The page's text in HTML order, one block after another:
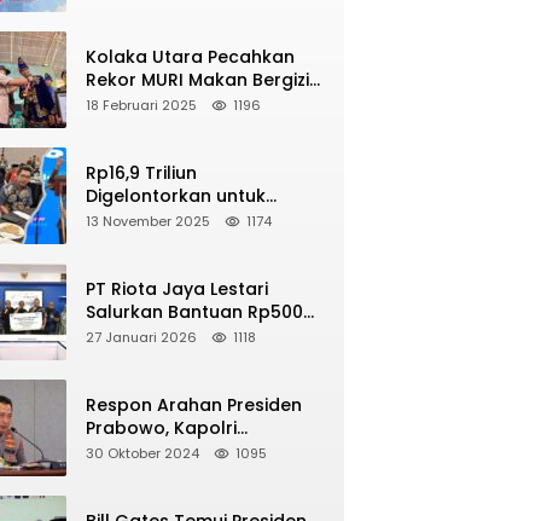
M 5,4 Guncang Buol, Warga Panik
Diri ke Gunung
Kolaka Utara Pecahkan
Rekor MURI Makan Bergizi
Gratis Dengan Peserta
18 Februari 2025 1196
Rp16,9 Triliun
Digelontorkan untuk
Revitalisasi 16 Ribu Sekolah
13 November 2025 1174
PT Riota Jaya Lestari
Salurkan Bantuan Rp500
Juta, Hadirkan Harapan
27 Januari 2026 1118
Respon Arahan Presiden
Prabowo, Kapolri
Perintahkan Jajarannya
30 Oktober 2024 1095